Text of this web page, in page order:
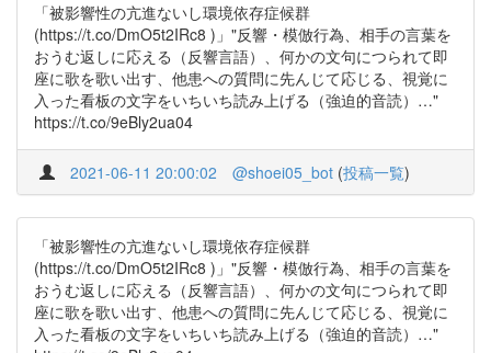
「被影響性の亢進ないし環境依存症候群
(https://t.co/DmO5t2IRc8 )」"反響・模倣行為、相手の言葉を
おうむ返しに応える（反響言語）、何かの文句につられて即
座に歌を歌い出す、他患への質問に先んじて応じる、視覚に
入った看板の文字をいちいち読み上げる（強迫的音読）…"
https://t.co/9eBly2ua04
2021-06-11 20:00:02 @shoei05_bot (投稿一覧)
「被影響性の亢進ないし環境依存症候群
(https://t.co/DmO5t2IRc8 )」"反響・模倣行為、相手の言葉を
おうむ返しに応える（反響言語）、何かの文句につられて即
座に歌を歌い出す、他患への質問に先んじて応じる、視覚に
入った看板の文字をいちいち読み上げる（強迫的音読）…"